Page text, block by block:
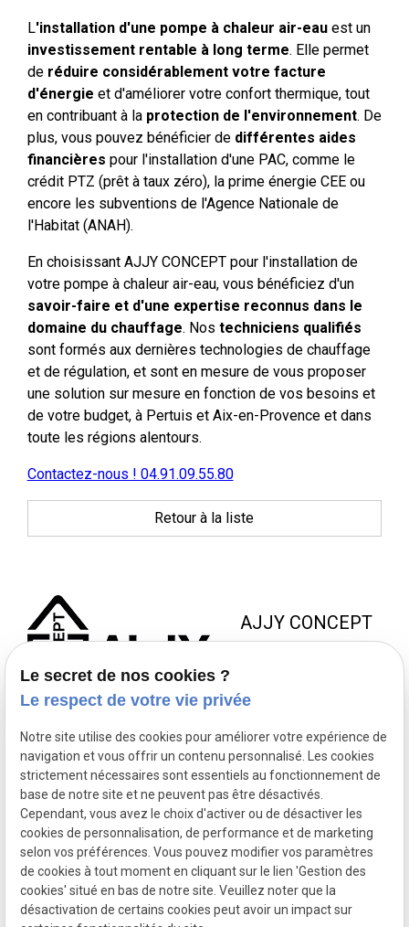
L'installation d'une pompe à chaleur air-eauest un
investissement rentable à long terme. Elle permet
de réduire considérablement votre facture
d'énergie et d'améliorer votre confort thermique, tout
en contribuant à la protection de l'environnement. De
plus, vous pouvez bénéficier de différentes aides
financières pour l'installation d'une PAC, comme le
crédit PTZ (prêt à taux zéro), la prime énergie CEE ou
encore les subventions de l'Agence Nationale de
l'Habitat (ANAH).
En choisissant AJJY CONCEPT pour l'installation de
votre pompe à chaleur air-eau, vous bénéficiez d'un
savoir-faire et d'une expertise reconnus dans le
domaine du chauffage. Nos techniciens qualifiés
sont formés aux dernières technologies de chauffage
et de régulation, et sont en mesure de vous proposer
une solution sur mesure en fonction de vos besoins et
de votre budget, à Pertuis et Aix-en-Provence et dans
toute les régions alentours.
Contactez-nous ! 04.91.09.55.80
Retour à la liste
AJJY CONCEPT
NOUS JOINDRE
contact@ajjyconcept.com
NOS
HORAIRES
Du lundi au
vendredi 8h à
18h non-stop
NOUS
SUIVRE
SIRET :53164761800028
Politique de confidentialité
Mentions légales
Le secret de nos cookies ?
Le respect de votre vie privée
Notre site utilise des cookies pour améliorer votre expérience de
navigation et vous offrir un contenu personnalisé. Les cookies
strictement nécessaires sont essentiels au fonctionnement de
base de notre site et ne peuvent pas être désactivés.
Cependant, vous avez le choix d'activer ou de désactiver les
cookies de personnalisation, de performance et de marketing
selon vos préférences. Vous pouvez modifier vos paramètres
de cookies à tout moment en cliquant sur le lien 'Gestion des
cookies' situé en bas de notre site. Veuillez noter que la
désactivation de certains cookies peut avoir un impact sur